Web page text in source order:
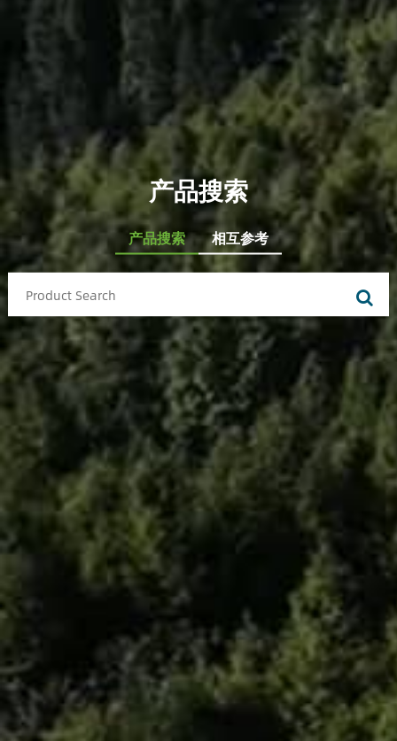
产品搜索
产品搜索 相互参考